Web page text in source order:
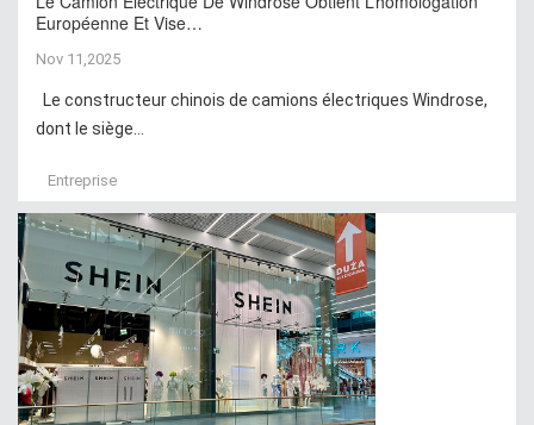
Européenne Et Vise…
Nov 11,2025
Le constructeur chinois de camions électriques Windrose,
dont le siège...
Entreprise